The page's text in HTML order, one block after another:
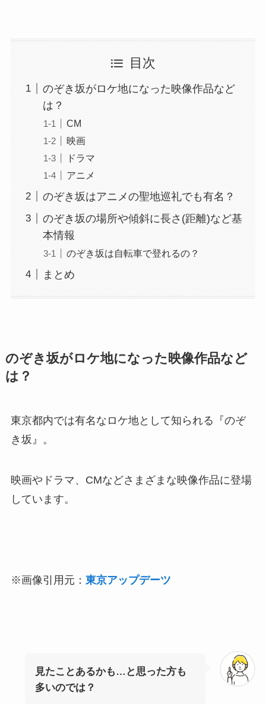
目次
のぞき坂がロケ地になった映像作品など
は？
CM
映画
ドラマ
アニメ
のぞき坂はアニメの聖地巡礼でも有名？
のぞき坂の場所や傾斜に長さ(距離)など基
本情報
のぞき坂は自転車で登れるの？
まとめ
のぞき坂がロケ地になった映像作品など
は？
東京都内では有名なロケ地として知られる『のぞ
き坂』。
映画やドラマ、CMなどさまざまな映像作品に登場
しています。
※画像引用元： 東京アップデーツ
見たことあるかも…と思った方も
多いのでは？